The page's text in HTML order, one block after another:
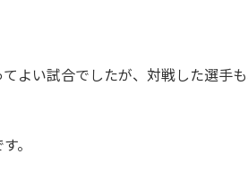
よい試合でしたが、対戦した選手
。